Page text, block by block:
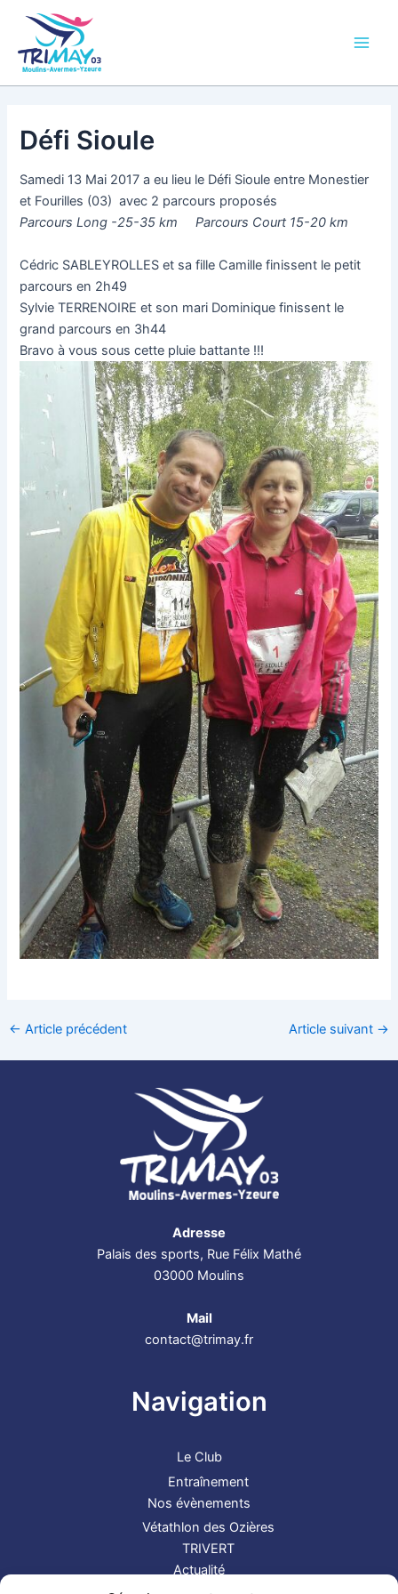
contenu
Défi Sioule
Samedi 13 Mai 2017 a eu lieu le Défi Sioule entre Monestier
et Fourilles (03) avec 2 parcours proposés
Parcours Long -25-35 km Parcours Court 15-20 km
Cédric SABLEYROLLES et sa fille Camille finissent le petit
parcours en 2h49
Sylvie TERRENOIRE et son mari Dominique finissent le
grand parcours en 3h44
Bravo à vous sous cette pluie battante !!!
← Article précédent Article suivant →
Adresse
Palais des sports, Rue Félix Mathé
03000 Moulins
Mail
contact@trimay.fr
Navigation
Le Club
Entraînement
Nos évènements
Vétathlon des Ozières
TRIVERT
Actualité